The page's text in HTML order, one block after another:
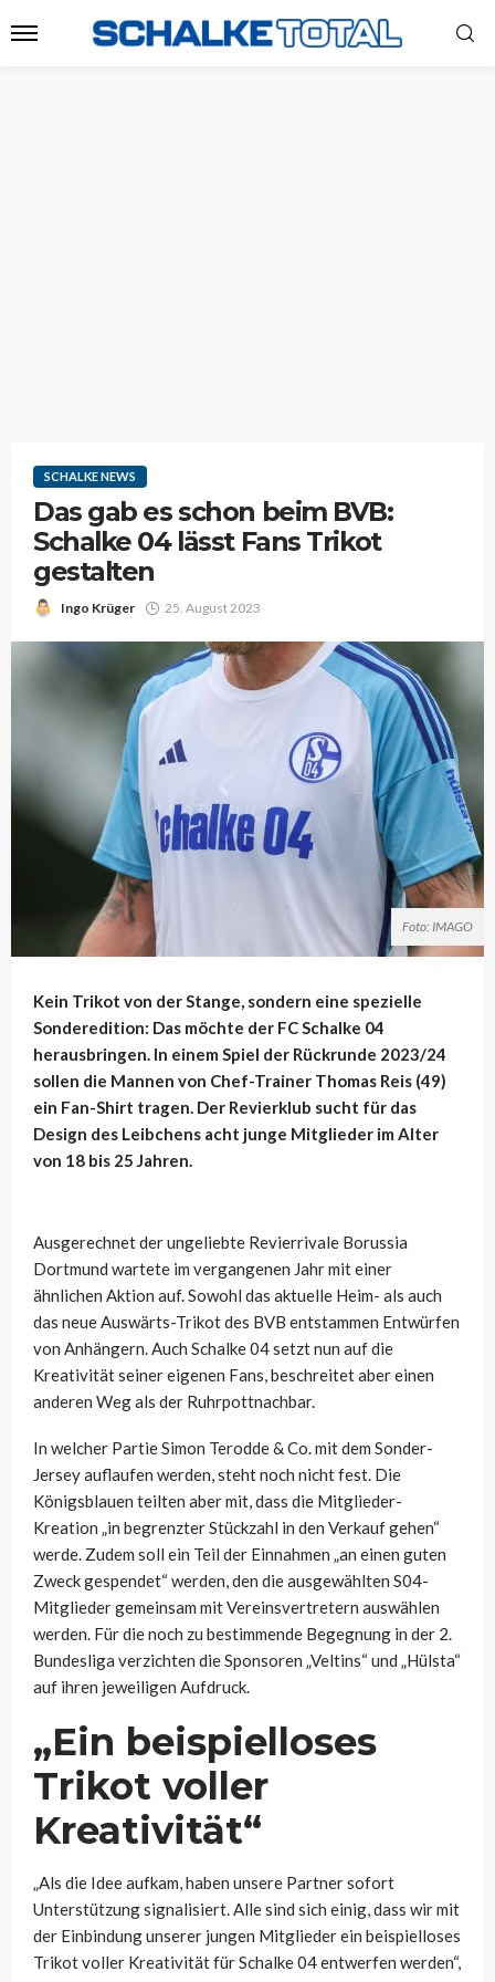
SCHALKE NEWS
Das gab es schon beim BVB:
Schalke 04 lässt Fans Trikot
gestalten
Ingo Krüger 25. August 2023
Foto: IMAGO
Kein Trikot von der Stange, sondern eine spezielle
Sonderedition: Das möchte der FC Schalke 04
herausbringen. In einem Spiel der Rückrunde 2023/24
sollen die Mannen von Chef-Trainer Thomas Reis (49)
ein Fan-Shirt tragen. Der Revierklub sucht für das
Design des Leibchens acht junge Mitglieder im Alter
von 18 bis 25 Jahren.
Ausgerechnet der ungeliebte Revierrivale Borussia
Dortmund wartete im vergangenen Jahr mit einer
ähnlichen Aktion auf. Sowohl das aktuelle Heim- als auch
das neue Auswärts-Trikot des BVB entstammen Entwürfen
von Anhängern. Auch Schalke 04 setzt nun auf die
Kreativität seiner eigenen Fans, beschreitet aber einen
anderen Weg als der Ruhrpottnachbar.
In welcher Partie Simon Terodde & Co. mit dem Sonder-
Jersey auflaufen werden, steht noch nicht fest. Die
Königsblauen teilten aber mit, dass die Mitglieder-
Kreation „in begrenzter Stückzahl in den Verkauf gehen“
werde. Zudem soll ein Teil der Einnahmen „an einen guten
Zweck gespendet“ werden, den die ausgewählten S04-
Mitglieder gemeinsam mit Vereinsvertretern auswählen
werden. Für die noch zu bestimmende Begegnung in der 2.
Bundesliga verzichten die Sponsoren „Veltins“ und „Hülsta“
auf ihren jeweiligen Aufdruck.
„Ein beispielloses
Trikot voller
Kreativität“
„Als die Idee aufkam, haben unsere Partner sofort
Unterstützung signalisiert. Alle sind sich einig, dass wir mit
der Einbindung unserer jungen Mitglieder ein beispielloses
Trikot voller Kreativität für Schalke 04entwerfen werden“,